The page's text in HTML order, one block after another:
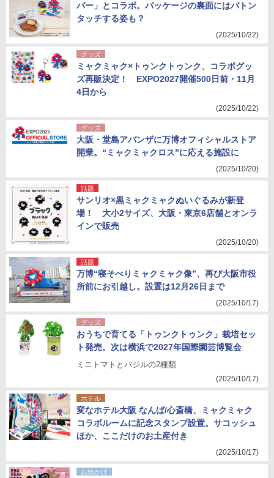
バー」とコラボ。パッケージの裏面にはバトン
タッチする姿も？
(2025/10/22)
グッズ
ミャクミャク×トゥンクトゥンク、コラボグッ
ズ再販決定！ EXPO2027開催500日前・11月
4日から
(2025/10/22)
グッズ
大阪・堂島アバンザに万博オフィシャルストア
開業。“ミャクミャクロス”に応える施設に
(2025/10/20)
話題
サンリオ×黒ミャクミャクぬいぐるみが新登
場！ 大小2サイズ、大阪・東京6店舗とオンラ
インで販売
(2025/10/20)
話題
万博“寝そべりミャクミャク像”、再び大阪市役
所前にお引越し。設置は12月26日まで
(2025/10/17)
グッズ
おうちで育てる「トゥンクトゥンク」栽培セッ
ト発売。次は横浜で2027年国際園芸博覧会
ミニトマトとバジルの2種類
(2025/10/17)
ホテル
変なホテル大阪 なんば/心斎橋、ミャクミャク
コラボルームに記念スタンプ設置。サコッシュ
ほか、ここだけのお土産付き
(2025/10/17)
お出かけ